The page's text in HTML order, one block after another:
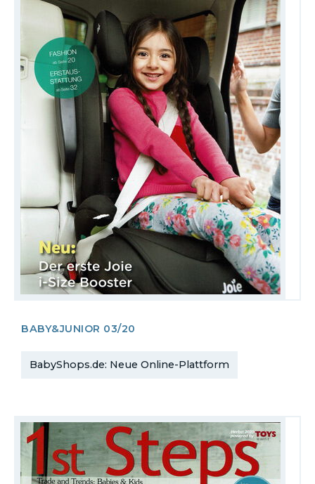
BABY&JUNIOR 03/20
BabyShops.de: Neue Online-Plattform